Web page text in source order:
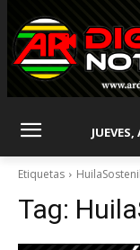
Etiquetas
Tag: